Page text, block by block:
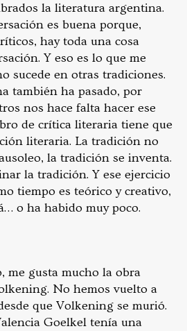
la literatura argentina.
es buena porque,
hay toda una cosa
Y eso es lo que me
sucede en otras tradiciones.
también ha pasado, por
nos hace falta hacer ese
de crítica literaria tiene que
literaria. La tradición no
la tradición se inventa.
la tradición. Y ese ejercicio
tiempo es teórico y creativo,
o ha habido muy poco.
me gusta mucho la obra
No hemos vuelto a
que Volkening se murió.
Goelkel tenía una